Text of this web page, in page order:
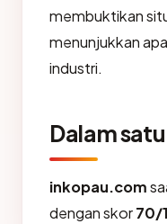
membuktikan
menunjukkan
industri.
Dalam
inkopau.com
dengan skor70/